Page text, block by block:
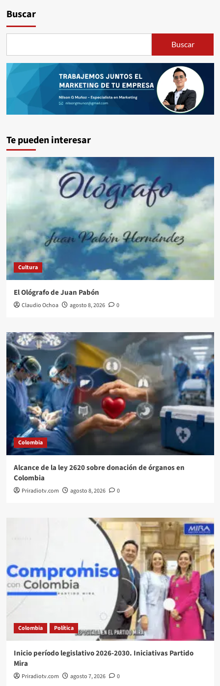
Buscar
Buscar
Te pueden interesar
Cultura
El Ológrafo de Juan Pabón
Claudio Ochoa agosto 8, 2026 0
Colombia
Alcance de la ley 2620 sobre donación de órganos en
Colombia
Priradiotv.com agosto 8, 2026 0
Colombia Política
Inicio período legislativo 2026-2030. Iniciativas Partido
Mira
Priradiotv.com agosto 7, 2026 0